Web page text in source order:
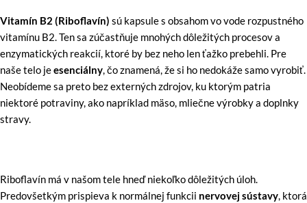
Vitamín B2 (Riboflavín) sú kapsule s obsahom vo vode rozpustného
vitamínu B2. Ten sa zúčastňuje mnohých dôležitých procesov a
enzymatických reakcií, ktoré by bez neho len ťažko prebehli. Pre
naše telo jeesenciálny, čo znamená, že si ho nedokáže samo vyrobiť.
Neobídeme sa preto bez externých zdrojov, ku ktorým patria
niektoré potraviny, ako napríklad mäso, mliečne výrobky a doplnky
stravy.
Riboflavín má v našom tele hneď niekoľko dôležitých úloh.
Predovšetkým prispieva k normálnej funkcii nervovej sústavy, ktorá